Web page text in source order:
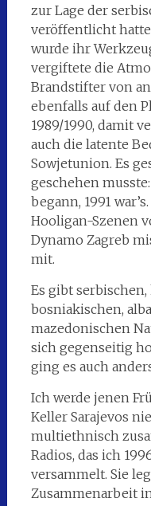
zur Lage der
veröffentlicht
wurde ihr
vergiftete die
Brandstifter von
ebenfalls auf den
1989/1990, damit
auch die latente
Sowjetunion. Es
geschehen
begann, 1991
Hooligan-Szenen
Dynamo Zagreb
mit.
Es gibt
bosniakischen,
mazedonischen
sich gegenseitig
ging es auch
Ich werde jenen
Keller Sarajevos
multiethnisch
Radios, das ich
versammelt. Sie
Zusammenarbeit